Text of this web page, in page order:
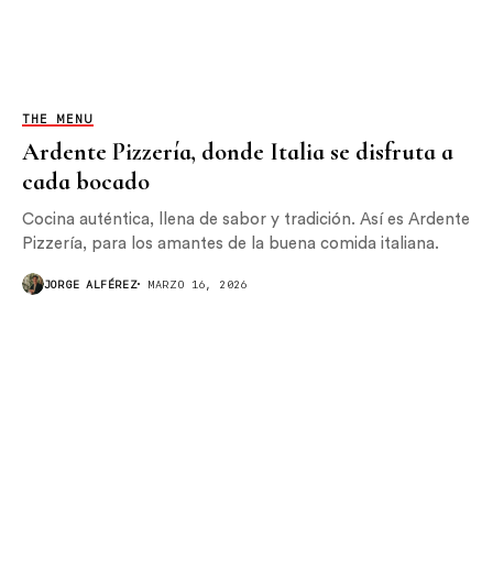
THE MENU
Ardente Pizzería, donde Italia se disfruta a
cada bocado
Cocina auténtica, llena de sabor y tradición. Así es Ardente
Pizzería, para los amantes de la buena comida italiana.​
JORGE ALFÉREZ MARZO 16, 2026